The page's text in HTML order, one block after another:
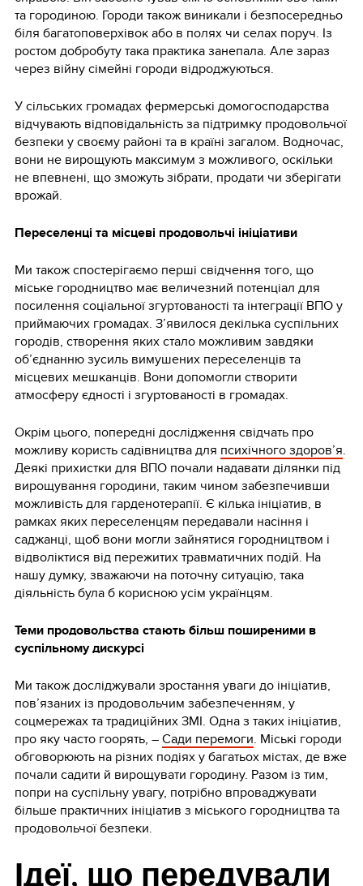
та городиною. Городи також виникали і безпосередньо
біля багатоповерхівок або в полях чи селах поруч. Із
ростом добробуту така практика занепала. Але зараз
через війну сімейні городи відроджуються.
У сільських громадах фермерські домогосподарства
відчувають відповідальність за підтримку продовольчої
безпеки у своєму районі та в країні загалом. Водночас,
вони не вирощують максимум з можливого, оскільки
не впевнені, що зможуть зібрати, продати чи зберігати
врожай.
Переселенці та місцеві продовольчі ініціативи
Ми також спостерігаємо перші свідчення того, що
міське городництво має величезний потенціал для
посилення соціальної згуртованості та інтеграції ВПО у
приймаючих громадах. З’явилося декілька суспільних
городів, створення яких стало можливим завдяки
об’єднанню зусиль вимушених переселенців та
місцевих мешканців. Вони допомогли створити
атмосферу єдності і згуртованості в громадах.
Окрім цього, попередні дослідження свідчать про
можливу користь садівництва для психічного здоров’я.
Деякі прихистки для ВПО почали надавати ділянки під
вирощування городини, таким чином забезпечивши
можливість для гарденотерапії. Є кілька ініціатив, в
рамках яких переселенцям передавали насіння і
саджанці, щоб вони могли зайнятися городництвом і
відволіктися від пережитих травматичних подій. На
нашу думку, зважаючи на поточну ситуацію, така
діяльність була б корисною усім українцям.
Теми продовольства стають більш поширеними в
суспільному дискурсі
Ми також досліджували зростання уваги до ініціатив,
пов’язаних із продовольчим забезпеченням, у
соцмережах та традиційних ЗМІ. Одна з таких ініціатив,
про яку часто гоорять, –Сади перемоги. Міські городи
обговорюють на різних подіях у багатьох містах, де вже
почали садити й вирощувати городину. Разом із тим,
попри на суспільну увагу, потрібно впроваджувати
більше практичних ініціатив з міського городництва та
продовольчої безпеки.
Ідеї, що передували